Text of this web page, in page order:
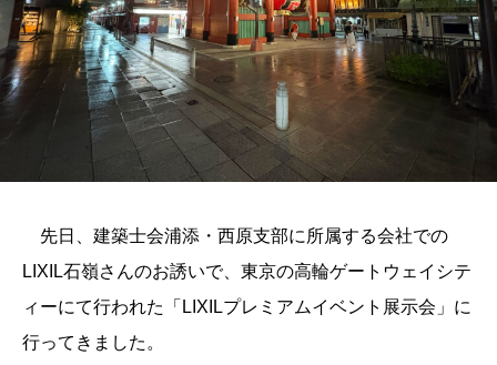
先日、建築士会浦添・西原支部に所属する会社での
LIXIL石嶺さんのお誘いで、東京の高輪ゲートウェイシテ
ィーにて行われた「LIXILプレミアムイベント展示会」に
行ってきました。